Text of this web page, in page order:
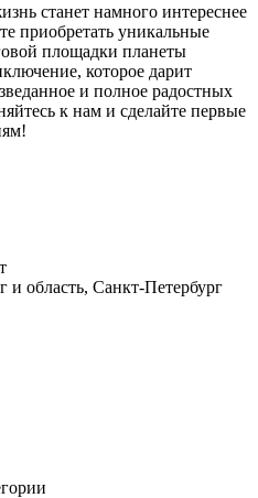
станет намного интереснее
приобретать уникальные
площадки планеты
которое дарит
и полное радостных
к нам и сделайте первые
и область, Санкт-Петербург